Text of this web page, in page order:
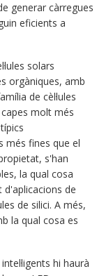
generar càrregues
eficients a
solars
orgàniques, amb
de cèl·lules
molt més
més fines que el
s'han
la qual cosa
de
de silici. A més,
la qual cosa es
hi haurà